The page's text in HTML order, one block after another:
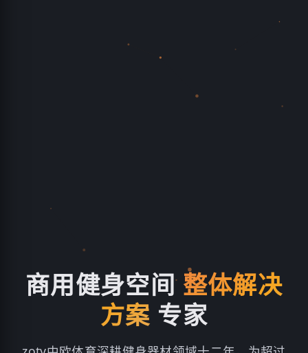
商用健身空间整体解决
方案 专家